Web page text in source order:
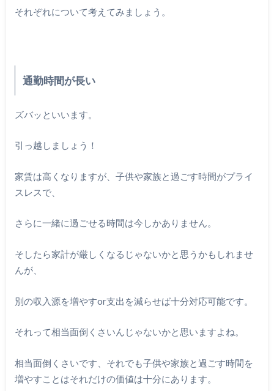
それぞれについて考えてみましょう。
通勤時間が長い
ズバッといいます。
引っ越しましょう！
家賃は高くなりますが、子供や家族と過ごす時間がプライ
スレスで、
さらに一緒に過ごせる時間は今しかありません。
そしたら家計が厳しくなるじゃないかと思うかもしれませ
んが、
別の収入源を増やすor支出を減らせば十分対応可能です。
それって相当面倒くさいんじゃないかと思いますよね。
相当面倒くさいです、それでも子供や家族と過ごす時間を
増やすことはそれだけの価値は十分にあります。